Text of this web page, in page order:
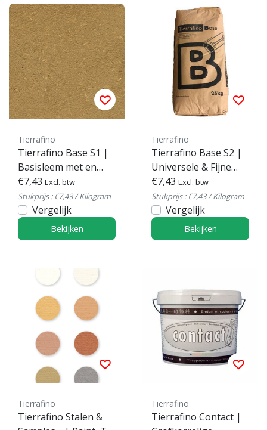
Tierrafino
Tierrafino Base S1 |
Basisleem met en
zonder stro
€7,43 Excl. btw
Stukprijs : €7,43 / Kilogram
Vergelijk
Bekijken
Tierrafino
Tierrafino Base S2 |
Universele & Fijne
Basisleem
€7,43 Excl. btw
Stukprijs : €7,43 / Kilogram
Vergelijk
Bekijken
Tierrafino
Tierrafino Stalen &
Tierrafino
Tierrafino Contact |